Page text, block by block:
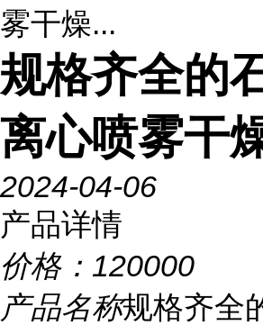
雾干燥...
规格齐全的
离心喷雾干
2024-04-06
产品详情
价格： 120000
产品名称规格齐全